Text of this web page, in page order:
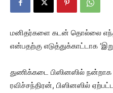
மனிதர்களை கடன் தொல்லை
என்பதற்கு எடுத்துக்காட்டாக
துணிக்கடை பிஸினஸில் நன்றாக
ரவிச்சந்திரன், பிஸினஸில்